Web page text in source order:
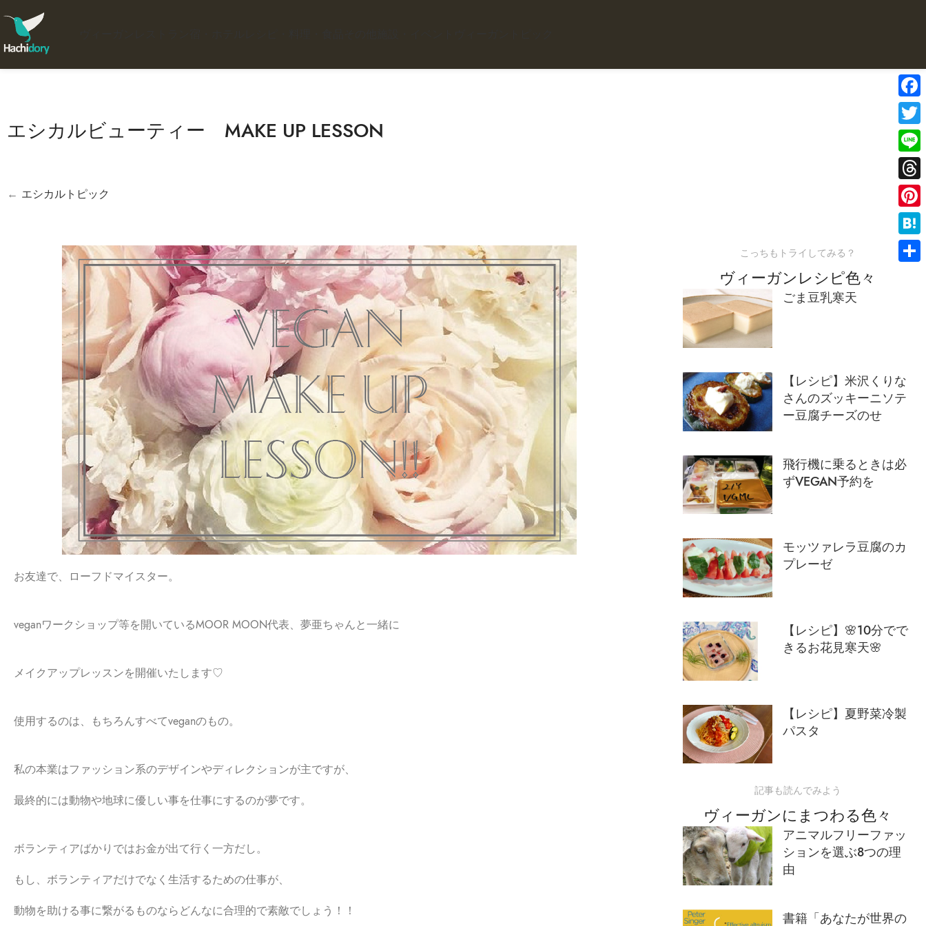
エシカルビューティー MAKE UP LESSON
← エシカルトピック
お友達で、ローフドマイスター。
veganワークショップ等を開いているMOOR MOON代表、夢亜ちゃんと一緒に
メイクアップレッスンを開催いたします♡
使用するのは、もちろんすべてveganのもの。
私の本業はファッション系のデザインやディレクションが主ですが、
最終的には動物や地球に優しい事を仕事にするのが夢です。
ボランティアばかりではお金が出て行く一方だし。
もし、ボランティアだけでなく生活するための仕事が、
動物を助ける事に繋がるものならどんなに合理的で素敵でしょう！！
こっちもトライしてみる？
ヴィーガンレシピ色々
ごま豆乳寒天
【レシピ】米沢くりな
さんのズッキーニソテ
ー豆腐チーズのせ
飛行機に乗るときは必
ずVEGAN予約を
モッツァレラ豆腐のカ
プレーゼ
【レシピ】🌸10分でで
きるお花見寒天🌸
【レシピ】夏野菜冷製
パスタ
記事も読んでみよう
ヴィーガンにまつわる色々
アニマルフリーファッ
ションを選ぶ8つの理
由
書籍「あなたが世界の
Line